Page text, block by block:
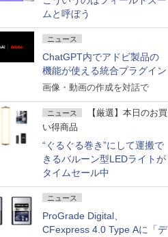
ムと呼ぼう
ニュース
ChatGPT内でアドビ製品の
機能が使える統合プラグイン
画像・動画の作成を対話で
ニュース
【厳選】本日のお買
い得商品
“ぐるぐる巻き”にして運搬で
きるバルーン型LEDライトが
タイムセール中
ニュース
ProGrade Digital、
CFexpress 4.0 Type Aに「デ